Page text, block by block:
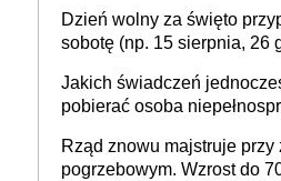
Dzień wolny za święto
sobotę (np. 15 sierpnia, 26
pracodawcy (sektor
publiczna), najczęstsze
Jakich świadczeń
pobierać osoba
Rząd znowu majstruje przy
pogrzebowym. Wzrost do